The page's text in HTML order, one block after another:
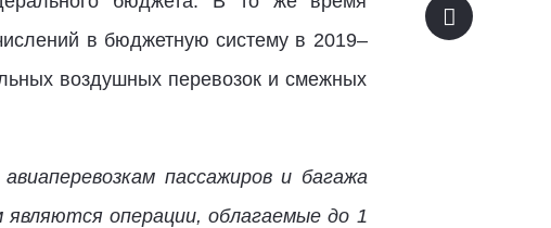
в бюджетную систему в 2019–
воздушных перевозок и смежных
пассажиров и багажа
операции, облагаемые до 1